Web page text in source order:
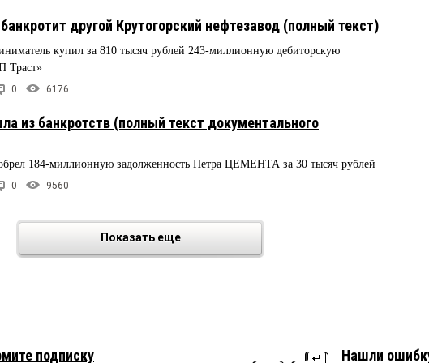
другой Крутогорский нефтезавод (полный текст)
купил за 810 тысяч рублей 243-миллионную дебиторскую
Траст»
0 6176
из банкротств (полный текст документального
184-миллионную задолженность Петра ЦЕМЕНТА за 30 тысяч рублей
0 9560
Показать еще
подписку Нашли